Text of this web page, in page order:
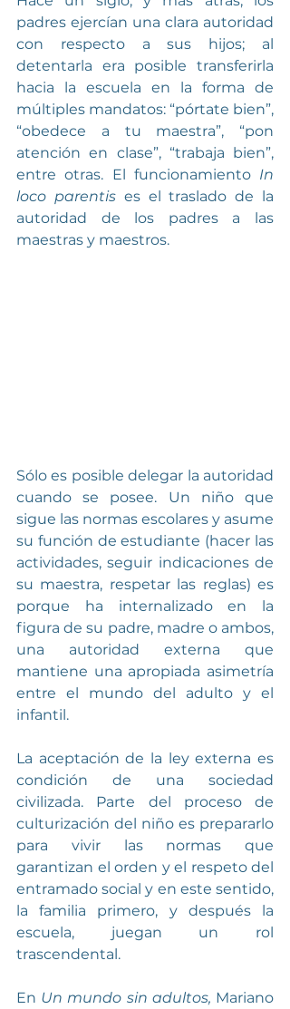
padres ejercían una clara autoridad
con respecto a sus hijos; al
detentarla era posible transferirla
hacia la escuela en la forma de
múltiples mandatos: “pórtate bien”,
“obedece a tu maestra”, “pon
atención en clase”, “trabaja bien”,
entre otras. El funcionamiento In
loco parentis es el traslado de la
autoridad de los padres a las
maestras y maestros.
Sólo es posible delegar la autoridad
cuando se posee. Un niño que
sigue las normas escolares y asume
su función de estudiante (hacer las
actividades, seguir indicaciones de
su maestra, respetar las reglas) es
porque ha internalizado en la
figura de su padre, madre o ambos,
una autoridad externa que
mantiene una apropiada asimetría
entre el mundo del adulto y el
infantil.
La aceptación de la ley externa es
condición de una sociedad
civilizada. Parte del proceso de
culturización del niño es prepararlo
para vivir las normas que
garantizan el orden y el respeto del
entramado social y en este sentido,
la familia primero, y después la
escuela, juegan un rol
trascendental.
En Un mundo sin adultos, Mariano